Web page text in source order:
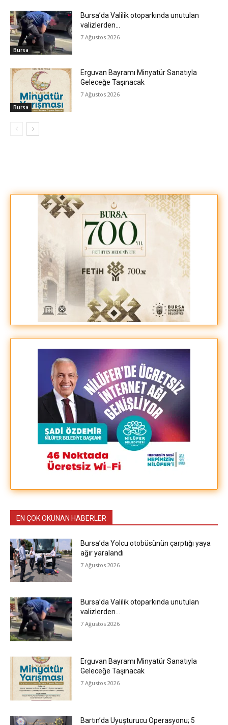
Bursa
Bursa’da Valilik otoparkında unutulan
valizlerden…
7 Ağustos 2026
Bursa
Erguvan Bayramı Minyatür Sanatıyla
Geleceğe Taşınacak
7 Ağustos 2026
EN ÇOK OKUNAN HABERLER
Bursa’da Yolcu otobüsünün çarptığı yaya
ağır yaralandı
7 Ağustos 2026
Bursa’da Valilik otoparkında unutulan
valizlerden…
7 Ağustos 2026
Erguvan Bayramı Minyatür Sanatıyla
Geleceğe Taşınacak
7 Ağustos 2026
Bartın’da Uyuşturucu Operasyonu; 5